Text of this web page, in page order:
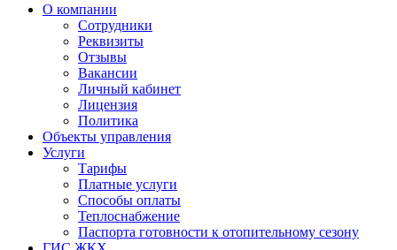
О компании
Сотрудники
Реквизиты
Отзывы
Вакансии
Личный кабинет
Лицензия
Политика
Объекты управления
Услуги
Тарифы
Платные услуги
Способы оплаты
Теплоснабжение
Паспорта готовности к отопительному сезону